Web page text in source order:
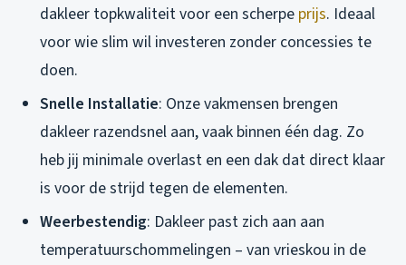
dakleer topkwaliteit voor een scherpe prijs. Ideaal
voor wie slim wil investeren zonder concessies te
doen.
Snelle Installatie: Onze vakmensen brengen
dakleer razendsnel aan, vaak binnen één dag. Zo
heb jij minimale overlast en een dak dat direct klaar
is voor de strijd tegen de elementen.
Weerbestendig: Dakleer past zich aan aan
temperatuurschommelingen – van vrieskou in de